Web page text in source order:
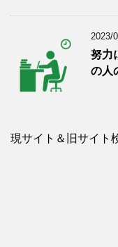
2023/
努力
の人
現サイト＆旧サイト